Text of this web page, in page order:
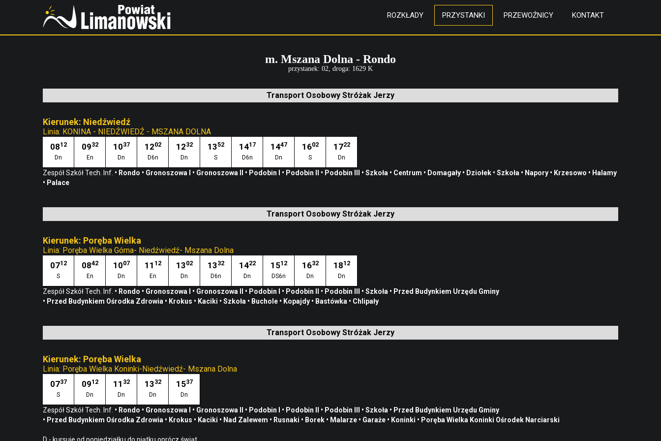
ROZKŁADY PRZYSTANKI PRZEWOŹNICY KONTAKT
m. Mszana Dolna - Rondo
przystanek: 02, droga: 1629 K
Transport Osobowy Stróżak Jerzy
Kierunek: Niedźwiedź
Linia: KONINA - NIEDŹWIEDŹ - MSZANA DOLNA
0812
Dn
0932
En
1037
Dn
1202
D6n
1232
Dn
1352
S
1417
D6n
1447
Dn
1602
S
1722
Dn
Zespół Szkół Tech. Inf. • Rondo • Gronoszowa I • Gronoszowa II • Podobin I • Podobin II • Podobin III • Szkoła • Centrum • Domagały • Dziołek • Szkoła • Napory • Krzesowo • Halamy
• Palace
Transport Osobowy Stróżak Jerzy
Kierunek: Poręba Wielka
Linia: Poręba Wielka Górna- Niedźwiedź- Mszana Dolna
0712
S
0842
En
1007
Dn
11 12
En
1302
Dn
1332
D6n
1422
Dn
1512
DS6n
1632
Dn
1812
Dn
Zespół Szkół Tech. Inf. • Rondo • Gronoszowa I • Gronoszowa II • Podobin I • Podobin II • Podobin III • Szkoła • Przed Budynkiem Urzędu Gminy
• Przed Budynkiem Ośrodka Zdrowia • Krokus • Kaciki • Szkoła • Buchole • Kopajdy • Bastówka • Chlipały
Transport Osobowy Stróżak Jerzy
Kierunek: Poręba Wielka
Linia: Poręba Wielka Koninki-Niedźwiedź- Mszana Dolna
0737
S
0912
Dn
11 32
Dn
1332
Dn
1537
Dn
Zespół Szkół Tech. Inf. • Rondo • Gronoszowa I • Gronoszowa II • Podobin I • Podobin II • Podobin III • Szkoła • Przed Budynkiem Urzędu Gminy
• Przed Budynkiem Ośrodka Zdrowia • Krokus • Kaciki • Nad Zalewem • Rusnaki • Borek • Malarze • Garaże • Koninki • Poręba Wielka Koninki Ośrodek Narciarski